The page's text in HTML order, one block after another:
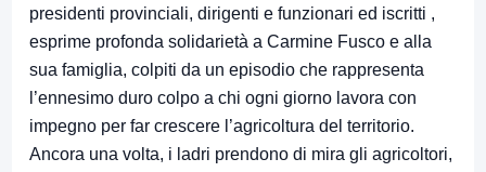
presidenti provinciali, dirigenti e funzionari ed iscritti ,
esprime profonda solidarietà a Carmine Fusco e alla
sua famiglia, colpiti da un episodio che rappresenta
l’ennesimo duro colpo a chi ogni giorno lavora con
impegno per far crescere l’agricoltura del territorio.
Ancora una volta, i ladri prendono di mira gli agricoltori,